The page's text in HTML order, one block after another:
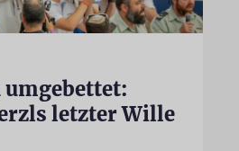
letzter Wille